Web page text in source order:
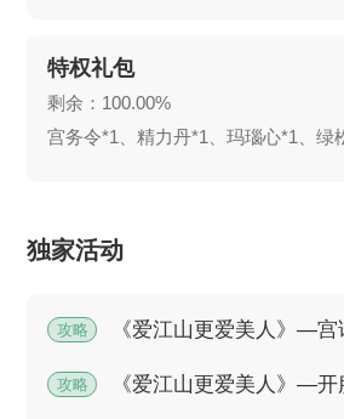
特权礼包
剩余：100.00%
独家活动
攻略 《爱江山更爱美人》—
攻略